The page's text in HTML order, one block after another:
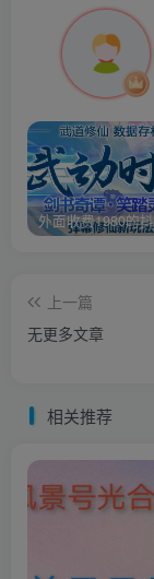
上一篇
无更多文章
相关推荐